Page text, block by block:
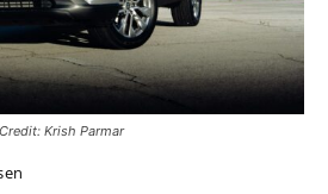
Credit: Krish Parmar